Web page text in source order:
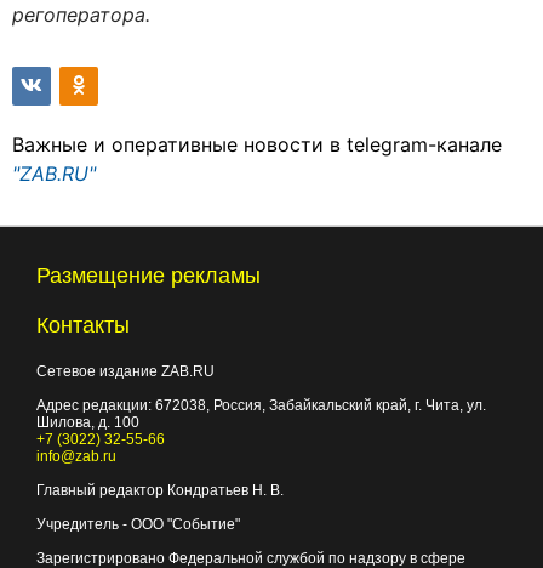
регоператора.
Важные и оперативные новости в telegram-канале
"ZAB.RU"
Размещение рекламы
Контакты
Сетевое издание ZAB.RU
Адрес редакции: 672038 , Россия, Забайкальский край, г. Чита ул.
Шилова, д. 100
+7 (3022) 32-55-66
info@zab.ru
Главный редактор Кондратьев Н. В.
Учредитель - ООО "Событие"
Зарегистрировано Федеральной службой по надзору в сфере